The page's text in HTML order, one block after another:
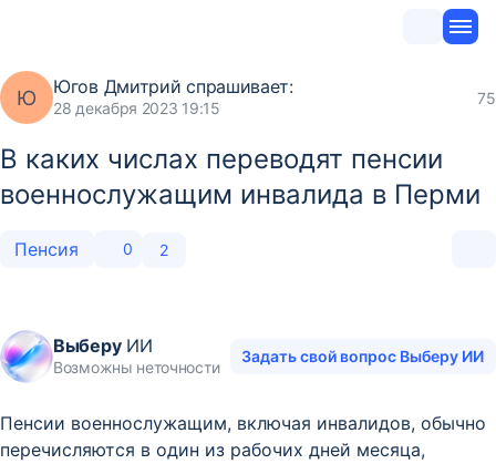
Ю Югов Дмитрий спрашивает:
28 декабря 2023 19:15
75
В каких числах переводят пенсии
военнослужащим инвалида в Перми
Пенсия 0 2
ВыберуИИ
Возможны неточности
Задать свой вопрос Выберу ИИ
Пенсии военнослужащим, включая инвалидов, обычно
перечисляются в один из рабочих дней месяца,